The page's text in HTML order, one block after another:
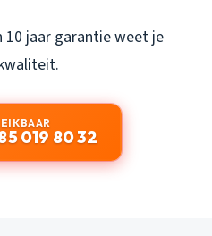
10 jaar garantie weet je
019 80 32